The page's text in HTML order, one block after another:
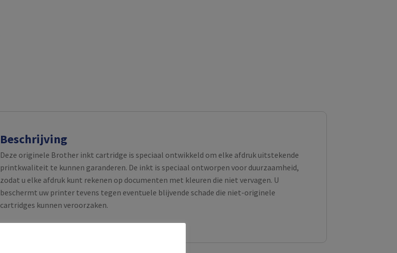
Beschrijving
Deze originele Brother inkt cartridge is speciaal ontwikkeld om elke afdruk uitstekende
printkwaliteit te kunnen garanderen. De inkt is speciaal ontworpen voor duurzaamheid,
zodat u elke afdruk kunt rekenen op documenten met kleuren die niet vervagen. U
beschermt uw printer tevens tegen eventuele blijvende schade die niet-originele
cartridges kunnen veroorzaken.